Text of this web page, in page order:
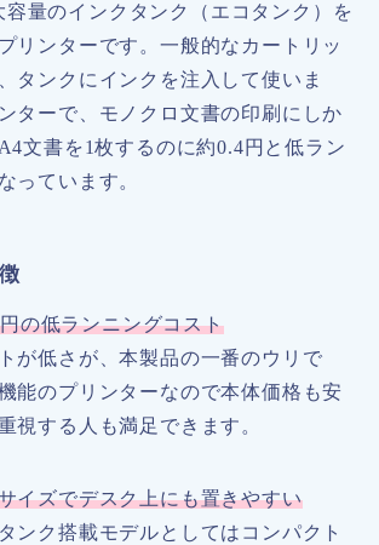
容量のインクタンク（エコタンク）を
リンターです。一般的なカートリッ
タンクにインクを注入して使いま
ターで、モノクロ文書の印刷にしか
文書を1枚するのに約0.4円と低ラン
っています。
の低ランニングコスト
が低さが、本製品の一番のウリで
能のプリンターなので本体価格も安
視する人も満足できます。
イズでデスク上にも置きやすい
ンク搭載モデルとしてはコンパクト